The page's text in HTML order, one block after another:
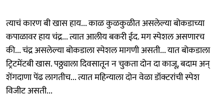
त्याचं कारण बी खास हाय... काळ कुळकुळीत असलेल्या बोकडाच्या
कपाळावर हाय चंद्र... त्यात आलीय बकरी ईद. मग स्पेशल असणारच
की... चंद्र असलेल्या बोकडाला स्पेशल मागणी असती... यात बोकडाला
ट्रिटमेंटबी खास. पठ्ठ्याला दिवसातून न चुकता दोन दा काजू, बदाम अन्
शेंगदाणा पेंढ लागतीच... त्यात महिन्याला दोन वेळा डॉक्टरांची स्पेश
विजीट असती...